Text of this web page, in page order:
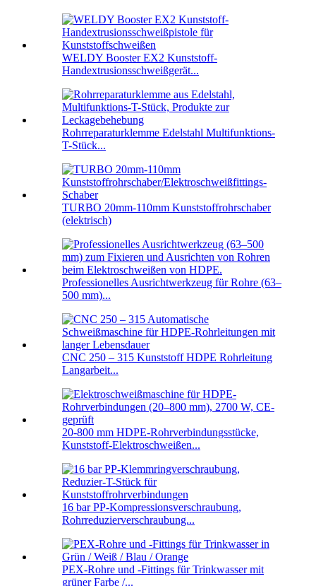
WELDY Booster EX2 Kunststoff-
Handextrusionsschweißgerät...
Rohrreparaturklemme Edelstahl Multifunktions-
T-Stück...
TURBO 20mm-110mm Kunststoffrohrschaber
(elektrisch)
Professionelles Ausrichtwerkzeug für Rohre (63–
500 mm)...
CNC 250 – 315 Kunststoff HDPE Rohrleitung
Langarbeit...
20-800 mm HDPE-Rohrverbindungsstücke,
Kunststoff-Elektroschweißen...
16 bar PP-Kompressionsverschraubung,
Rohrreduzierverschraubung...
PEX-Rohre und -Fittings für Trinkwasser mit
grüner Farbe /...